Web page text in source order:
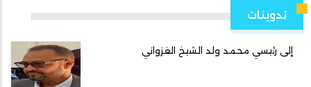
تدوينات
إلى رئيسي محمد ولد الشيخ الغزواني